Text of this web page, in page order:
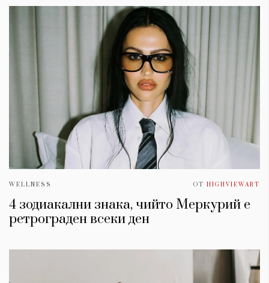
WELLNESS ОТ HIGHVIEWART
4 зодиакални знака, чийто Меркурий е
ретрограден всеки ден